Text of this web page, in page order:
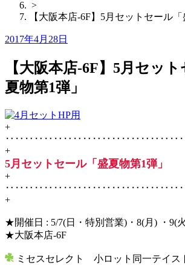
>
【大阪本店-6F】5月セットセール「
Posted
2017年4月28日
【大阪本店-6F】5月セッ
夏物第1弾」
+
+
5月セットセール「盛夏物第1弾」
+
+
★開催日 : 5/7(日・特別営業)・8(月) ・9(
★大阪本店-6F
ミセスセレクト 小ロット同一テイス